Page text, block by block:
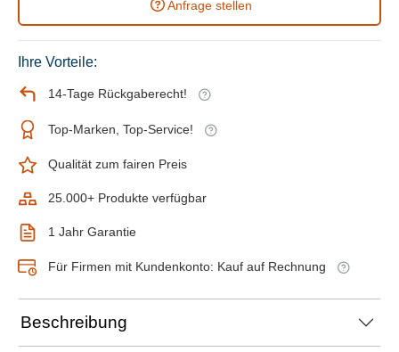
Anfrage stellen
Ihre Vorteile:
14-Tage Rückgaberecht!
Top-Marken, Top-Service!
Qualität zum fairen Preis
25.000+ Produkte verfügbar
1 Jahr Garantie
Für Firmen mit Kundenkonto: Kauf auf Rechnung
Beschreibung